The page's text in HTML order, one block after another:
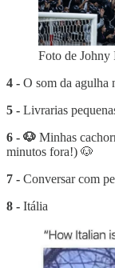
Foto de
4 - O som da agulha
5 - Livrarias
6 - 🐶 Minhas
minutos fora!) 🐶
7 - Conversar com
8 - Itália